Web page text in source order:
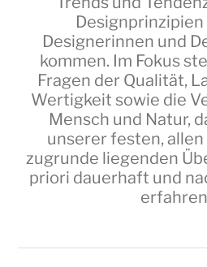
Designprinzipien
Designerinnen und
kommen. Im Fokus
Fragen der Qualität,
Wertigkeit sowie die
Mensch und Natur,
unserer festen,
zugrunde liegenden
priori dauerhaft und